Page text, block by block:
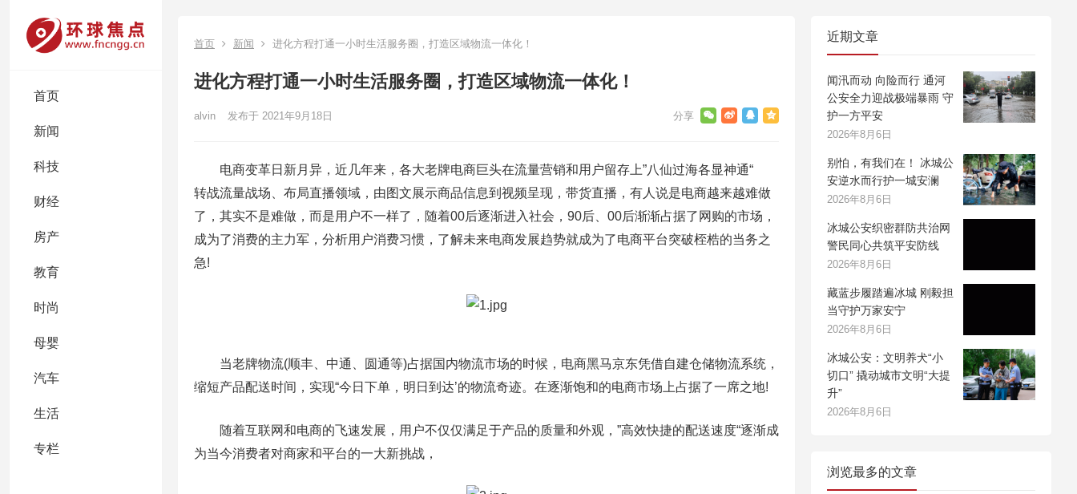
首页
新闻
科技
财经
房产
教育
时尚
母婴
汽车
生活
专栏
首页 新闻 进化方程打通一小时生活服务圈，打造区域物流一体化！
进化方程打通一小时生活服务圈，打造区域物流一体化！
alvin 发布于 2021年9月18日
电商变革日新月异，近几年来，各大老牌电商巨头在流量营销和用户留存上”八仙过海各显神通“
转战流量战场、布局直播领域，由图文展示商品信息到视频呈现，带货直播，有人说是电商越来越难做
了，其实不是难做，而是用户不一样了，随着00后逐渐进入社会，90后、00后渐渐占据了网购的市场，
成为了消费的主力军，分析用户消费习惯，了解未来电商发展趋势就成为了电商平台突破桎梏的当务之
急!
当老牌物流(顺丰、中通、圆通等)占据国内物流市场的时候，电商黑马京东凭借自建仓储物流系统，
缩短产品配送时间，实现“今日下单，明日到达’的物流奇迹。在逐渐饱和的电商市场上占据了一席之地!
随着互联网和电商的飞速发展，用户不仅仅满足于产品的质量和外观，”高效快捷的配送速度“逐渐成
为当今消费者对商家和平台的一大新挑战，
近期文章
闻汛而动 向险而行 通河
公安全力迎战极端暴雨 守
护一方平安
2026年8月6日
别怕，有我们在！ 冰城公
安逆水而行护一城安澜
2026年8月6日
冰城公安织密群防共治网
警民同心共筑平安防线
2026年8月6日
藏蓝步履踏遍冰城 刚毅担
当守护万家安宁
2026年8月6日
冰城公安：文明养犬“小
切口” 撬动城市文明“大提
升”
2026年8月6日
浏览最多的文章